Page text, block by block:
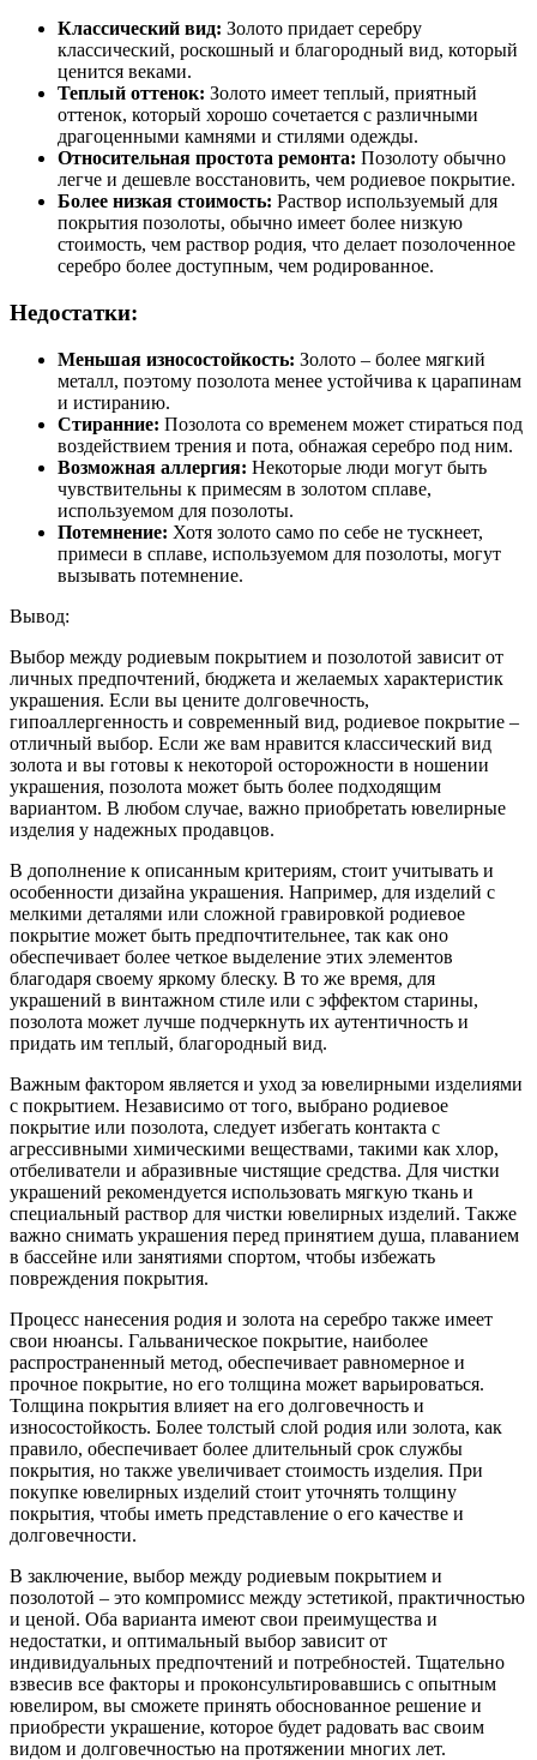
Классический вид: Золото придает серебру
классический, роскошный и благородный вид, который
ценится веками.
Теплый оттенок: Золото имеет теплый, приятный
оттенок, который хорошо сочетается с различными
драгоценными камнями и стилями одежды.
Относительная простота ремонта: Позолоту обычно
легче и дешевле восстановить, чем родиевое покрытие.
Более низкая стоимость: Раствор используемый для
покрытия позолоты, обычно имеет более низкую
стоимость, чем раствор родия, что делает позолоченное
серебро более доступным, чем родированное.
Недостатки:
Меньшая износостойкость: Золото – более мягкий
металл, поэтому позолота менее устойчива к царапинам
и истиранию.
Стиранние: Позолота со временем может стираться под
воздействием трения и пота, обнажая серебро под ним.
Возможная аллергия: Некоторые люди могут быть
чувствительны к примесям в золотом сплаве,
используемом для позолоты.
Потемнение: Хотя золото само по себе не тускнеет,
примеси в сплаве, используемом для позолоты, могут
вызывать потемнение.
Вывод:
Выбор между родиевым покрытием и позолотой зависит от
личных предпочтений, бюджета и желаемых характеристик
украшения. Если вы цените долговечность,
гипоаллергенность и современный вид, родиевое покрытие –
отличный выбор. Если же вам нравится классический вид
золота и вы готовы к некоторой осторожности в ношении
украшения, позолота может быть более подходящим
вариантом. В любом случае, важно приобретать ювелирные
изделия у надежных продавцов.
В дополнение к описанным критериям, стоит учитывать и
особенности дизайна украшения. Например, для изделий с
мелкими деталями или сложной гравировкой родиевое
покрытие может быть предпочтительнее, так как оно
обеспечивает более четкое выделение этих элементов
благодаря своему яркому блеску. В то же время, для
украшений в винтажном стиле или с эффектом старины,
позолота может лучше подчеркнуть их аутентичность и
придать им теплый, благородный вид.
Важным фактором является и уход за ювелирными изделиями
с покрытием. Независимо от того, выбрано родиевое
покрытие или позолота, следует избегать контакта с
агрессивными химическими веществами, такими как хлор,
отбеливатели и абразивные чистящие средства. Для чистки
украшений рекомендуется использовать мягкую ткань и
специальный раствор для чистки ювелирных изделий. Также
важно снимать украшения перед принятием душа, плаванием
в бассейне или занятиями спортом, чтобы избежать
повреждения покрытия.
Процесс нанесения родия и золота на серебро также имеет
свои нюансы. Гальваническое покрытие, наиболее
распространенный метод, обеспечивает равномерное и
прочное покрытие, но его толщина может варьироваться.
Толщина покрытия влияет на его долговечность и
износостойкость. Более толстый слой родия или золота, как
правило, обеспечивает более длительный срок службы
покрытия, но также увеличивает стоимость изделия. При
покупке ювелирных изделий стоит уточнять толщину
покрытия, чтобы иметь представление о его качестве и
долговечности.
В заключение, выбор между родиевым покрытием и
позолотой – это компромисс между эстетикой, практичностью
и ценой. Оба варианта имеют свои преимущества и
недостатки, и оптимальный выбор зависит от
индивидуальных предпочтений и потребностей. Тщательно
взвесив все факторы и проконсультировавшись с опытным
ювелиром, вы сможете принять обоснованное решение и
приобрести украшение, которое будет радовать вас своим
видом и долговечностью на протяжении многих лет.